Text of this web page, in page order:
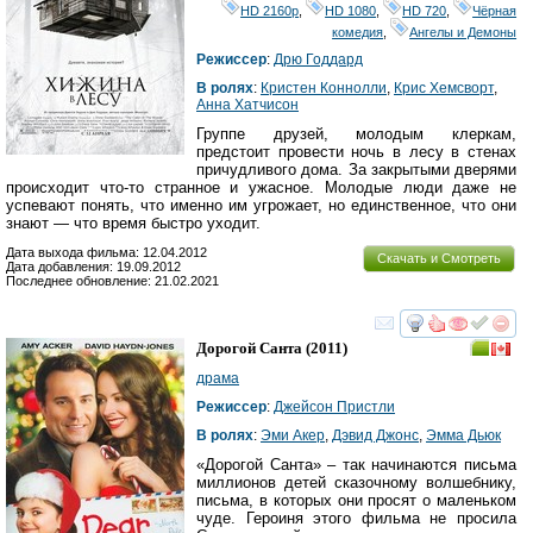
HD 2160р HD 1080 HD 720
Чёрная
комедия
Ангелы и Демоны
Режиссер: Дрю Годдард
В ролях: Кристен Коннолли, Крис Хемсворт,
Анна Хатчисон
Группе друзей, молодым клеркам,
предстоит провести ночь в лесу в стенах
причудливого дома. За закрытыми дверями
происходит что-то странное и ужасное. Молодые люди даже не
успевают понять, что именно им угрожает, но единственное, что они
знают — что время быстро уходит.
Скачать и Смотреть
Дата выхода фильма: 12.04.2012
Дата добавления: 19.09.2012
Последнее обновление: 21.02.2021
смотреть
Дорогой Санта (2011)
драма
Режиссер: Джейсон Пристли
В ролях: Эми Акер Дэвид Джонс Эмма Дьюк
«Дорогой Санта» – так начинаются письма
миллионов детей сказочному волшебнику,
письма, в которых они просят о маленьком
чуде. Героиня этого фильма не просила